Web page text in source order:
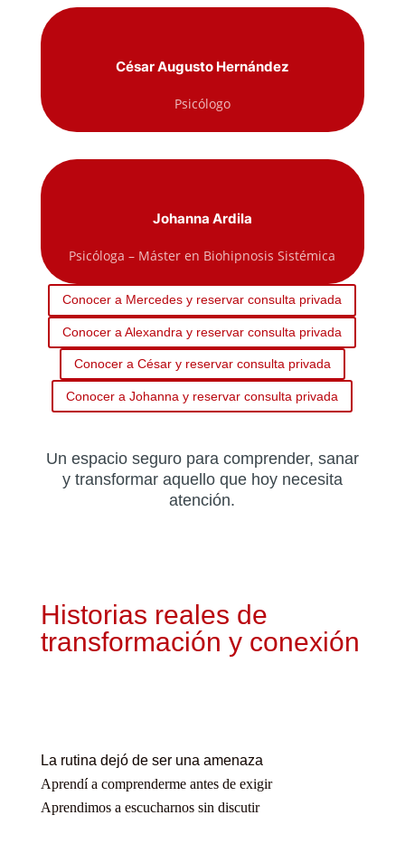
César Augusto Hernández
Psicólogo
Johanna Ardila
Psicóloga – Máster en Biohipnosis Sistémica
Conocer a Mercedes y reservar consulta privada
Conocer a Alexandra y reservar consulta privada
Conocer a César y reservar consulta privada
Conocer a Johanna y reservar consulta privada
Un espacio seguro para comprender, sanar
y transformar aquello que hoy necesita
atención.
Historias reales de
transformación y conexión
La rutina dejó de ser una amenaza
Aprendí a comprenderme antes de exigir
Aprendimos a escucharnos sin discutir